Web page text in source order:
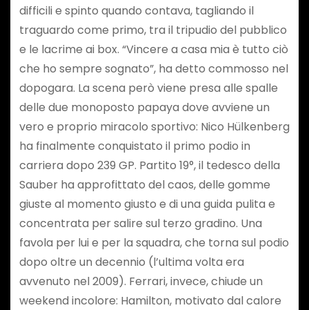
difficili e spinto quando contava, tagliando il
traguardo come primo, tra il tripudio del pubblico
e le lacrime ai box. “Vincere a casa mia è tutto ciò
che ho sempre sognato”, ha detto commosso nel
dopogara. La scena però viene presa alle spalle
delle due monoposto papaya dove avviene un
vero e proprio miracolo sportivo: Nico Hülkenberg
ha finalmente conquistato il primo podio in
carriera dopo 239 GP. Partito 19°, il tedesco della
Sauber ha approfittato del caos, delle gomme
giuste al momento giusto e di una guida pulita e
concentrata per salire sul terzo gradino. Una
favola per lui e per la squadra, che torna sul podio
dopo oltre un decennio (l’ultima volta era
avvenuto nel 2009). Ferrari, invece, chiude un
weekend incolore: Hamilton, motivato dal calore